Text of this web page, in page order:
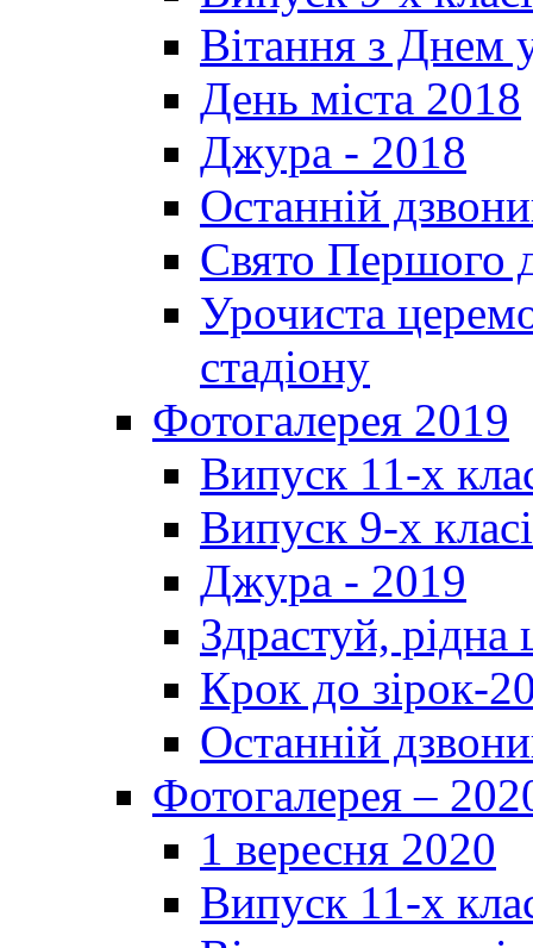
Вітання з Днем
День міста 2018
Джура - 2018
Останній
Свято Першого
Урочиста
стадіону
Фотогалерея 2019
Випуск 11-х
Випуск 9-х
Джура - 2019
Здрастуй,
Крок до зірок-
Останній
Фотогалерея –
1 вересня 2020
Випуск 11-х